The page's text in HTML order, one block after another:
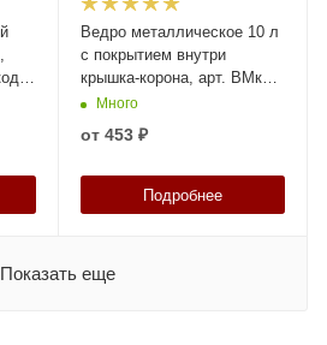
Ведро металлическое 10 л
с покрытием внутри
крышка-корона, арт. ВМк
10с с покрытием, код:
Много
от 453 ₽
Подробнее
Показать еще